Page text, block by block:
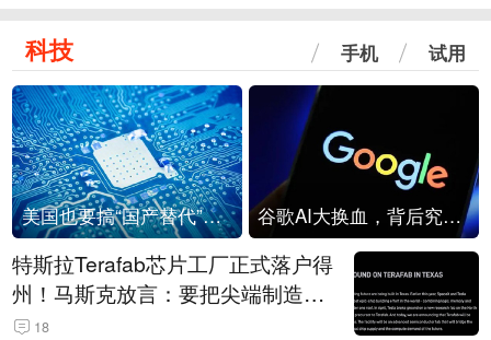
科技 手机 试用
美国也要搞“国产替代”？先算清三笔账 谷歌AI大换血，背后究竟发生了什么？
特斯拉Terafab芯片工厂正式落户得
州！马斯克放言：要把尖端制造带
回美国
18